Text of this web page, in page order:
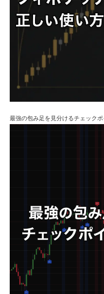
最強の包み足を見分けるチェック